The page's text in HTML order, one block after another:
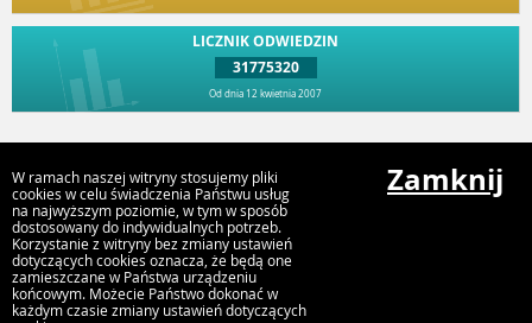
LICZNIK ODWIEDZIN
31775320
Od dnia 12 kwietnia 2007
Urząd Gminy i Miasta Rychwał
Plac Wolności 16, 62-570 Rychwał
W ramach naszej witryny stosujemy pliki
cookies w celu świadczenia Państwu usług
na najwyższym poziomie, w tym w sposób
dostosowany do indywidualnych potrzeb.
Korzystanie z witryny bez zmiany ustawień
dotyczących cookies oznacza, że będą one
zamieszczane w Państwa urządzeniu
końcowym. Możecie Państwo dokonać w
każdym czasie zmiany ustawień dotyczących
Zamknij